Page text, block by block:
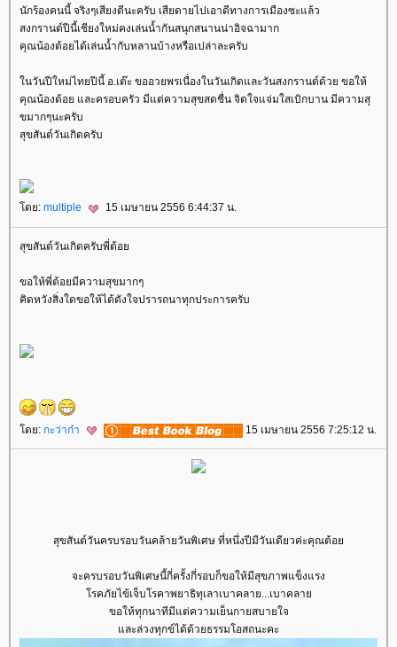
นักร้องคนนี้ จริงๆเสียงดีนะครับ เสียดายไปเอาดีทางการเมืองซะแล้ว
สงกรานต์ปีนี้เชียงใหม่คงเล่นน้ำกันสนุกสนานน่าอิจฉามาก
คุณน้องต้อยได้เล่นน้ำกับหลานบ้างหรือเปล่าละครับ
นวันปีใหม่ไทยปีนี้ อ.เต๊ะ ขออวยพรเนื่องในวันเกิดและวันสงกรานต์ด้วย ขอให้
คุณน้องต้อย และครอบครัว มีแต่ความสุขสดชื่น จิตใจแจ่มใสเบิกบาน มีความสุ
ขมากๆนะครับ
สุขสันต์วันเกิดครับ
ดย: multiple 15 เมษายน 2556 6:44:37 น.
สุขสันต์วันเกิดครับพี่ต้อ
ขอให้พี่ต้อยมีความสุขมากๆ
คิดหวังสิ่งใดขอให้ได้ดังใจปรารถนาทุกประการครับ
ดย: กะว่าก๋า 15 เมษายน 2556 7:25:12 น.
สุขสันต์วันครบรอบวันคล้ายวันพิเศษ ที่หนึ่งปีมีวันเดียวค่ะคุณต้อ
จะครบรอบวันพิเศษนี้กี่ครั้งกี่รอบก็ขอให้มีสุขภาพแข็งแรง
รคภัยไข้เจ็บโรคาพยาธิทุเลาเบาคลาย...เบาคลา
ขอให้ทุกนาทีมีแต่ความเย็นกายสบายใจ
ละล่วงทุกข์ได้ด้วยธรรมโอสถนะคะ